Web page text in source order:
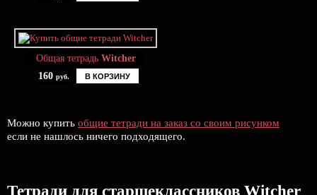
Общая тетрадь Witcher
160 руб. В КОРЗИНУ
Можно купить общие тетради на заказ со своим рисунком
если не нашлось ничего подходящего.
Тетради для старшеклассников Witcher